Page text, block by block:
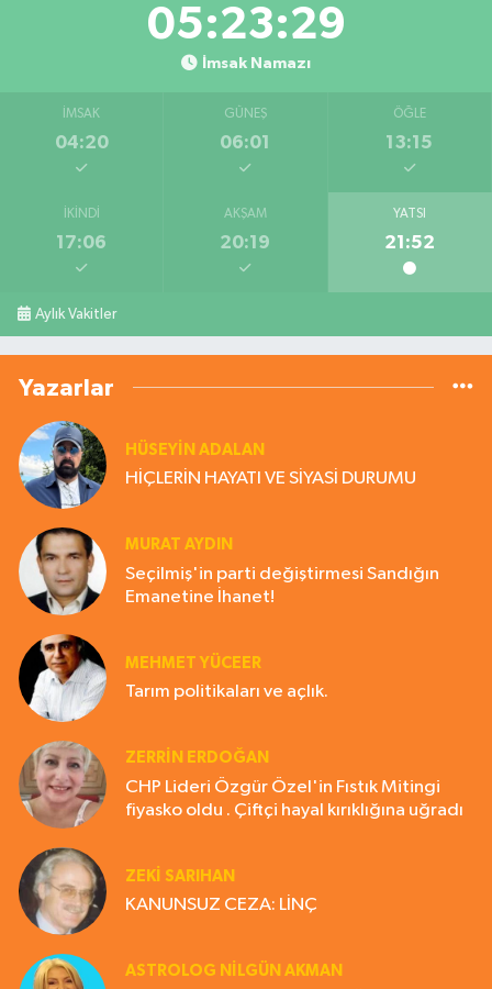
05:23:28
İmsak Namazı
İMSAK
04:20
GÜNEŞ
06:01
ÖĞLE
13:15
İKINDI
17:06
AKŞAM
20:19
YATSI
21:52
Aylık Vakitler
Yazarlar
HÜSEYIN ADALAN
HİÇLERİN HAYATI VE SİYASİ DURUMU
MURAT AYDIN
Seçilmiş'in parti değiştirmesi Sandığın
Emanetine İhanet!
MEHMET YÜCEER
Tarım politikaları ve açlık.
ZERRIN ERDOĞAN
CHP Lideri Özgür Özel'in Fıstık Mitingi
fiyasko oldu . Çiftçi hayal kırıklığına uğradı
ZEKI SARIHAN
KANUNSUZ CEZA: LİNÇ
ASTROLOG NILGÜN AKMAN